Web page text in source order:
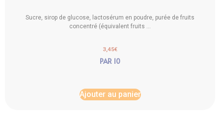
Sucre, sirop de glucose, lactosérum en poudre, purée de fruits
concentré (équivalent fruits ...
3,45€
PAR 10
Ajouter au panier